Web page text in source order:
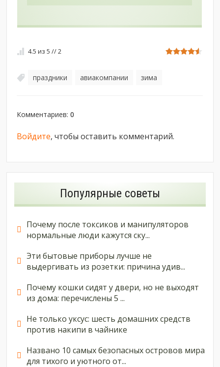
4.5 из5 //2
праздники авиакомпании зима
Комментариев:0
Войдите, чтобы оставить комментарий.
Популярные советы
Почему после токсиков и манипуляторов
нормальные люди кажутся ску...
Эти бытовые приборы лучше не
выдергивать из розетки: причина удив...
Почему кошки сидят у двери, но не выходят
из дома: перечислены 5 ...
Не только уксус: шесть домашних средств
против накипи в чайнике
Названо 10 самых безопасных островов мира
для тихого и уютного от...